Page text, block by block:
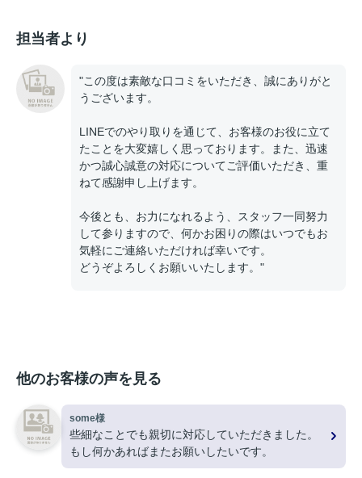
担当者より
"この度は素敵な口コミをいただき、誠にありがと
うございます。
LINEでのやり取りを通じて、お客様のお役に立て
たことを大変嬉しく思っております。また、迅速
かつ誠心誠意の対応についてご評価いただき、重
ねて感謝申し上げます。
今後とも、お力になれるよう、スタッフ一同努力
して参りますので、何かお困りの際はいつでもお
気軽にご連絡いただければ幸いです。
どうぞよろしくお願いいたします。"
他のお客様の声を見る
some様
些細なことでも親切に対応していただきました。
もし何かあればまたお願いしたいです。